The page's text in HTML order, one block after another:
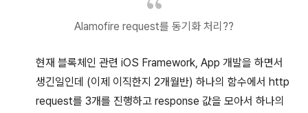
Alamofire request를 동기화 처리??
현재 블록체인 관련 iOS Framework, App 개발을 하면서
생긴일인데 (이제 이직한지 2개월반) 하나의 함수에서 http
request를 3개를 진행하고 response 값을 모아서 하나의